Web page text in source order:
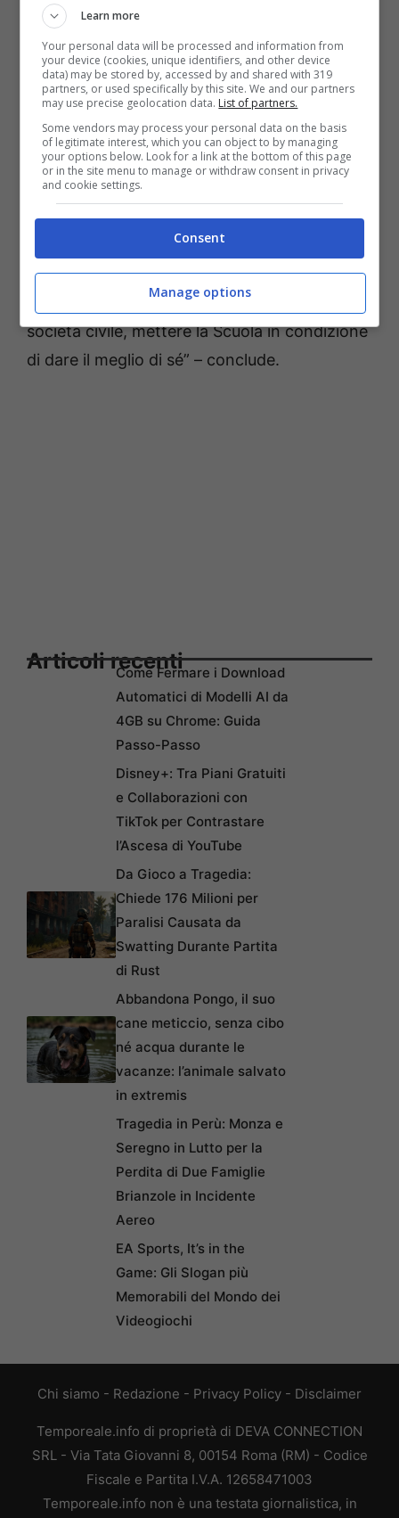
rispetto della salute e della sicurezza.
questo siamo al fianco di tutti i genitori e il
personale scolastico del Conca perché si
faccia tutto il possibile per tornare in classe
regolarmente, in un ambiente salubre e
sicuro.L’ambiente incide profondamente
sulla qualità dei processi di apprendimento ed
è fondamentale che di questo si tenga conto,
anche – e soprattutto – quando la scuola
deve ospitare contemporaneamente studenti
ed operai. E’ nostro compito, a livello di
società civile, mettere la Scuola in condizione
di dare il meglio di sé” – conclude.
Articoli recentiCome Fermare i Download
Automatici di Modelli AI da
4GB su Chrome: Guida
Passo-Passo
Disney+: Tra Piani Gratuiti
e Collaborazioni con
TikTok per Contrastare
l’Ascesa di YouTube
Da Gioco a Tragedia:
Chiede 176 Milioni per
Paralisi Causata da
Swatting Durante Partita
di Rust
Abbandona Pongo, il suo
cane meticcio, senza cibo
né acqua durante le
vacanze: l’animale salvato
in extremis
Tragedia in Perù: Monza e
Seregno in Lutto per la
Perdita di Due Famiglie
Brianzole in Incidente
Aereo
EA Sports, It’s in the
Game: Gli Slogan più
Memorabili del Mondo dei
Videogiochi
Chi siamo - Redazione - Privacy Policy - Disclaimer
Temporeale.info di proprietà di DEVA CONNECTION
SRL - Via Tata Giovanni 8, 00154 Roma (RM) - Codice
Fiscale e Partita I.V.A. 12658471003
Temporeale.info non è una testata giornalistica, in
Learn more
Your personal data will be processed and information from
your device (cookies, unique identifiers, and other device
data) may be stored by, accessed by and shared with 319
partners, or used specifically by this site. We and our partners
may use precise geolocation data. List of partners.
Some vendors may process your personal data on the basis
of legitimate interest, which you can object to by managing
your options below. Look for a link at the bottom of this page
or in the site menu to manage or withdraw consent in privacy
and cookie settings.
Consent
Manage options